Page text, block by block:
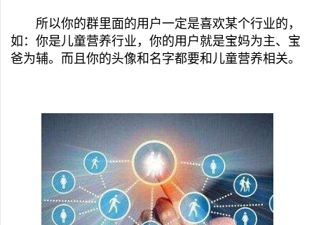
所以你的群里面的用户一定是喜欢某个行业的，
如：你是儿童营养行业，你的用户就是宝妈为主、宝
爸为辅。而且你的头像和名字都要和儿童营养相关。